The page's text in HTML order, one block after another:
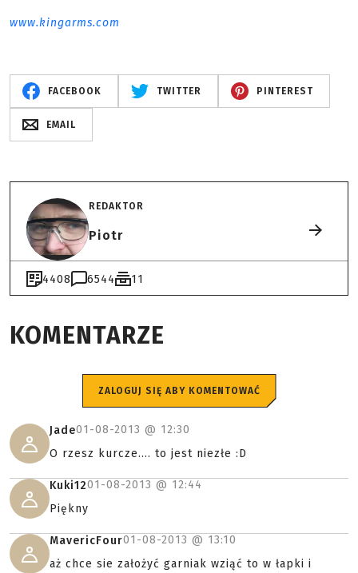
www.kingarms.com
FACEBOOK TWITTER PINTEREST
EMAIL
REDAKTOR
Piotr
4408 6544 11
KOMENTARZE
ZALOGUJ SIĘ ABY KOMENTOWAĆ
Jade01-08-2013 @ 12:30
O rzesz kurcze.... to jest niezłe :D
Kuki1201-08-2013 @ 12:44
Piękny
MavericFour01-08-2013 @ 13:10
aż chce sie założyć garniak wziąć to w łapki i